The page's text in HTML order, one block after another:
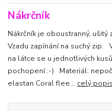
Nákrčník
Nákrčník je oboustranný,
Vzadu zapínání na suchý
na látce se u jednotlivých
pochopení :-) Materiál:
elastan Coral flee... celý popis